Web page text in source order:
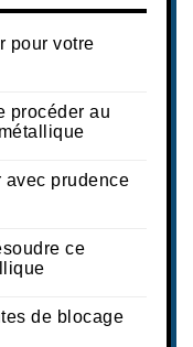
pour votre
procéder au
avec prudence
ce
de blocage